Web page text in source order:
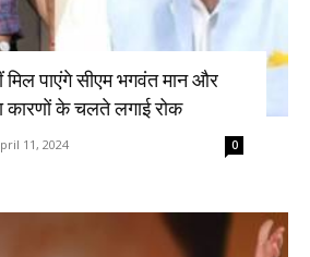
पाएंगे सीएम भगवंत मान और
कारणों के चलते लगाई रोक
11, 2024 0